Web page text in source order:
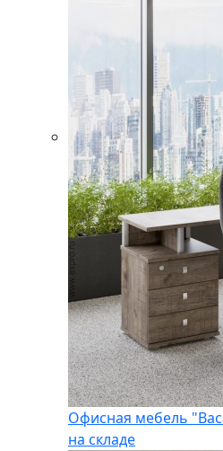
Офисная мебель
на складе